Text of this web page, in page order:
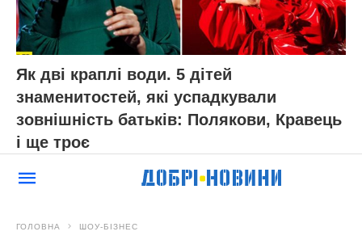
тарологом і наворожила Тіні Кароль кохання
Нагадаємо,“33 мільйони невеликі гроші”:
скільки заробляє Юрій Горбунов, якому
треба прогодувати 4 дітей від різних жінок
Новини, інтерв’ю, цікаві історії ти знайдеш на